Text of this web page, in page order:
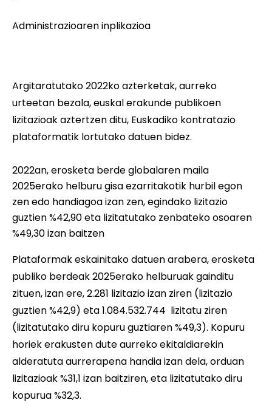
Administrazioaren inplikazioa
Argitaratutako 2022ko azterketak, aurreko
urteetan bezala, euskal erakunde publikoen
lizitazioak aztertzen ditu, Euskadiko kontratazio
plataformatik lortutako datuen bidez.
2022an, erosketa berde globalaren maila
2025erako helburu gisa ezarritakotik hurbil egon
zen edo handiagoa izan zen, egindako lizitazio
guztien %42,90 eta lizitatutako zenbateko osoaren
%49,30 izan baitzen
Plataformak eskainitako datuen arabera, erosketa
publiko berdeak 2025erako helburuak gainditu
zituen, izan ere, 2.281 lizitazio izan ziren (lizitazio
guztien %42,9) eta 1.084.532.744  lizitatu ziren
(lizitatutako diru kopuru guztiaren %49,3). Kopuru
horiek erakusten dute aurreko ekitaldiarekin
alderatuta aurrerapena handia izan dela, orduan
lizitazioak %31,1 izan baitziren, eta lizitatutako diru
kopurua %32,3.